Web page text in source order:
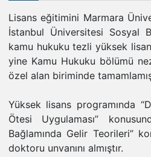
Lisans eğitimini Marmara
İstanbul Üniversitesi Sosyal
kamu hukuku tezli yüksek
yine Kamu Hukuku bölümü
özel alan biriminde
Yüksek lisans programında
Ötesi Uygulaması”
Bağlamında Gelir Teorileri”
doktoru unvanını almıştır.